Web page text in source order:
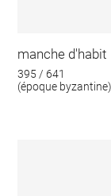
manche d'habit
395 / 641
(époque byzantine)